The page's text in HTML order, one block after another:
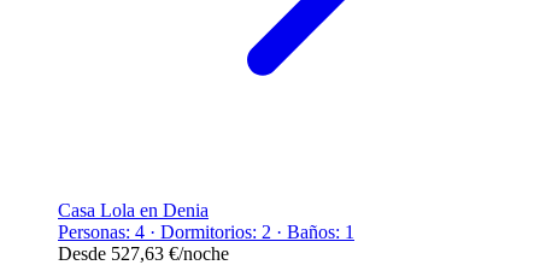
Casa Lola en Denia
Personas: 4 · Dormitorios: 2 · Baños: 1
Desde 527,63 €/noche